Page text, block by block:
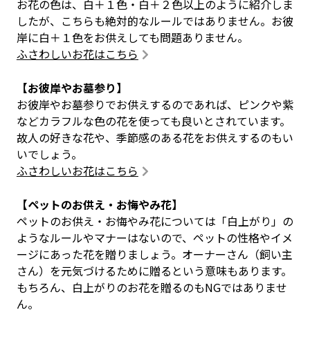
お花の色は、白＋１色・白＋２色以上のように紹介しま
したが、こちらも絶対的なルールではありません。お彼
岸に白＋１色をお供えしても問題ありません。
ふさわしいお花はこちら
【お彼岸やお墓参り】
お彼岸やお墓参りでお供えするのであれば、ピンクや紫
などカラフルな色の花を使っても良いとされています。
故人の好きな花や、季節感のある花をお供えするのもい
いでしょう。
ふさわしいお花はこちら
【ペットのお供え・お悔やみ花】
ペットのお供え・お悔やみ花については「白上がり」の
ようなルールやマナーはないので、ペットの性格やイメ
ージにあった花を贈りましょう。オーナーさん（飼い主
さん）を元気づけるために贈るという意味もあります。
もちろん、白上がりのお花を贈るのもNGではありませ
ん。